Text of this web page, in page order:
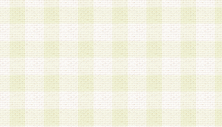
ならないものとします。
4.当社は、会員によるログインIDおよびパスワー
盗用など第三者の利用に伴う損害の発生について
き事由の有無、その他原因の如何を問わず、一切
のとします。
第5条 会員の登録情報
1.当社は、会員の登録情報に含まれる氏名・住所
アドレス等会員個人を識別できる情報を当社が別
シーポリシー
」に基づき適切に取り扱うものとし